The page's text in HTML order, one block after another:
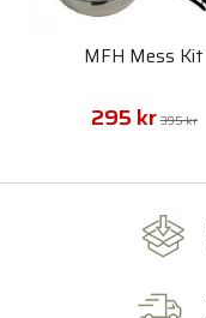
MFH Mess Kit
295 kr 395 kr